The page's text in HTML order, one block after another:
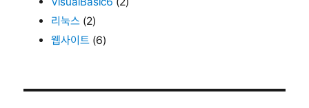
리눅스 (2)
웹사이트 (6)